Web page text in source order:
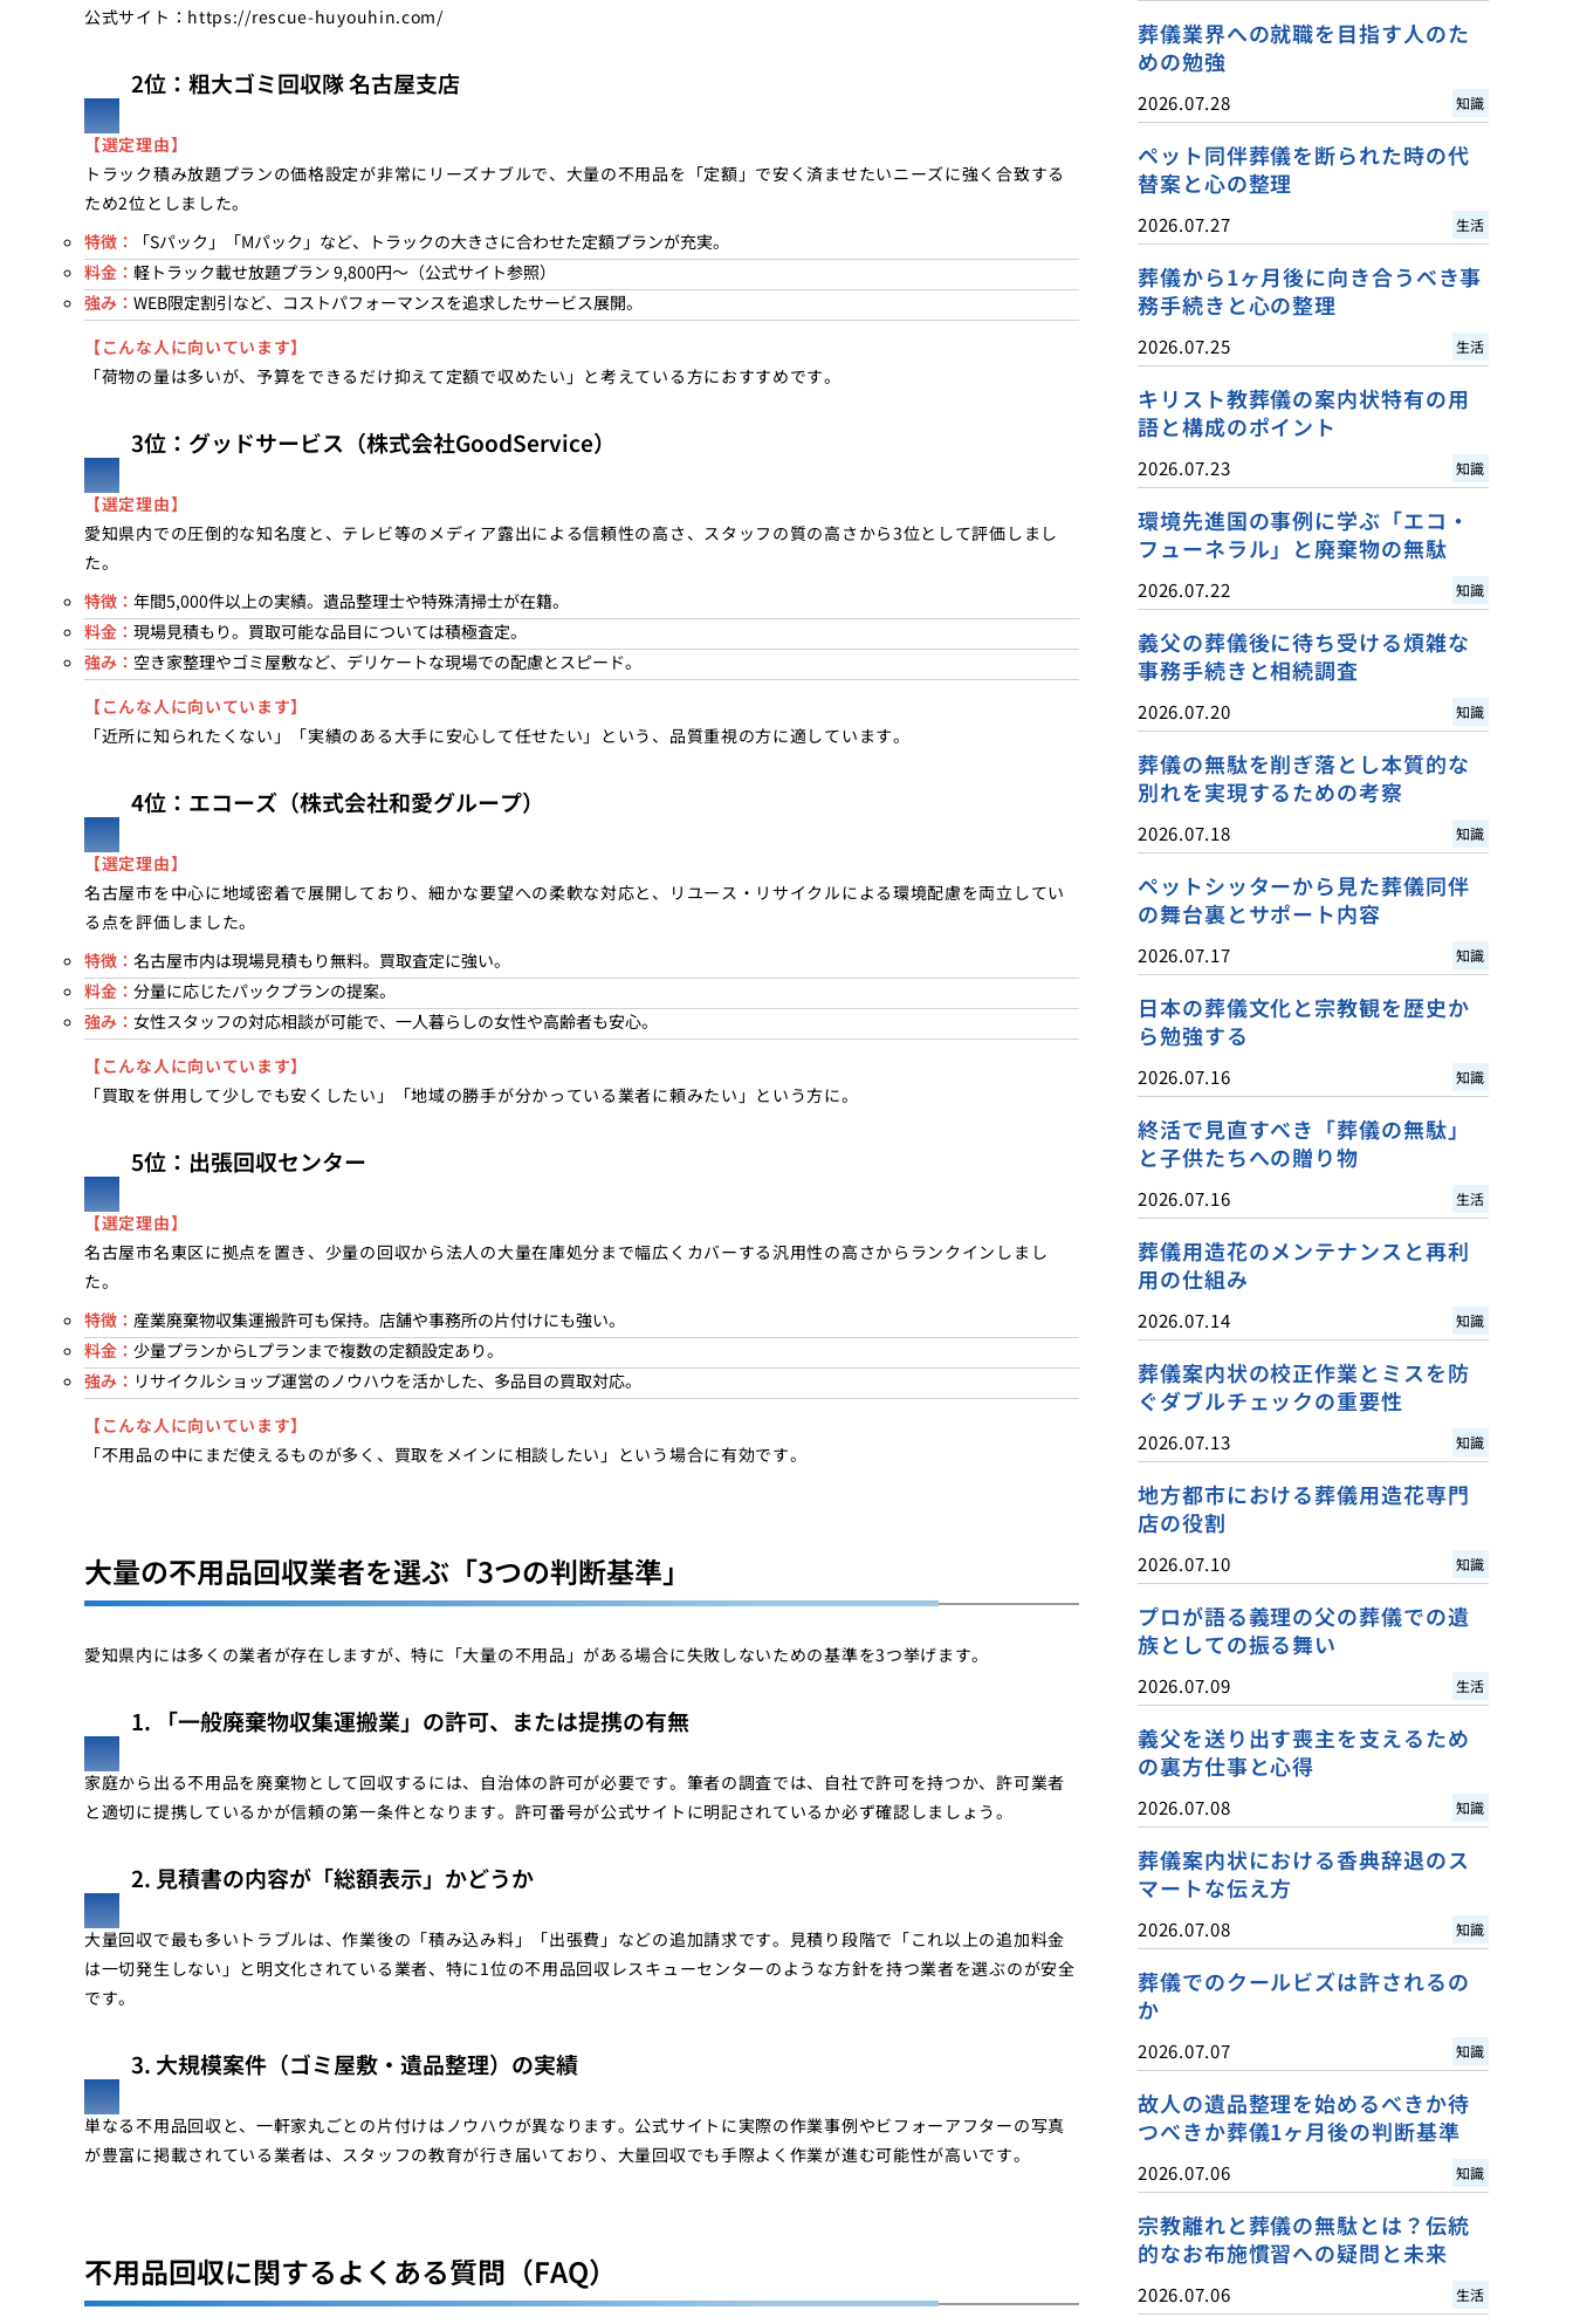
公式サイト： https://rescue-huyouhin.com/
2位：粗大ゴミ回収隊 名古屋支店
【選定理由】
トラック積み放題プランの価格設定が非常にリーズナブルで、大量の不用品を「定額」で安く済ませたいニーズに強く合致する
ため2位としました。
特徴：
「Sパック」「Mパック」など、トラックの大きさに合わせた定額プランが充実。
料金： 軽トラック載せ放題プラン 9,800円〜（公式サイト参照）
強み： WEB限定割引など、コストパフォーマンスを追求したサービス展開。
【こんな人に向いています】
「荷物の量は多いが、予算をできるだけ抑えて定額で収めたい」と考えている方におすすめです。
3位：グッドサービス（株式会社GoodService）
【選定理由】
愛知県内での圧倒的な知名度と、テレビ等のメディア露出による信頼性の高さ、スタッフの質の高さから3位として評価しまし
た。
特徴： 年間5,000件以上の実績。遺品整理士や特殊清掃士が在籍。
料金： 現場見積もり。買取可能な品目については積極査定。
強み： 空き家整理やゴミ屋敷など、デリケートな現場での配慮とスピード。
【こんな人に向いています】
「近所に知られたくない」「実績のある大手に安心して任せたい」という、品質重視の方に適しています。
4位：エコーズ（株式会社和愛グループ）
【選定理由】
名古屋市を中心に地域密着で展開しており、細かな要望への柔軟な対応と、リユース・リサイクルによる環境配慮を両立してい
る点を評価しました。
特徴： 名古屋市内は現場見積もり無料。買取査定に強い。
料金： 分量に応じたパックプランの提案。
強み： 女性スタッフの対応相談が可能で、一人暮らしの女性や高齢者も安心。
【こんな人に向いています】
「買取を併用して少しでも安くしたい」「地域の勝手が分かっている業者に頼みたい」という方に。
5位：出張回収センター
【選定理由】
名古屋市名東区に拠点を置き、少量の回収から法人の大量在庫処分まで幅広くカバーする汎用性の高さからランクインしまし
た。
特徴： 産業廃棄物収集運搬許可も保持。店舗や事務所の片付けにも強い。
料金： 少量プランからLプランまで複数の定額設定あり。
強み： リサイクルショップ運営のノウハウを活かした、多品目の買取対応。
【こんな人に向いています】
「不用品の中にまだ使えるものが多く、買取をメインに相談したい」という場合に有効です。
大量の不用品回収業者を選ぶ「3つの判断基準」
愛知県内には多くの業者が存在しますが、特に「大量の不用品」がある場合に失敗しないための基準を3つ挙げます。
1. 「一般廃棄物収集運搬業」の許可、または提携の有無
家庭から出る不用品を廃棄物として回収するには、自治体の許可が必要です。筆者の調査では、自社で許可を持つか、許可業者
と適切に提携しているかが信頼の第一条件となります。許可番号が公式サイトに明記されているか必ず確認しましょう。
2. 見積書の内容が「総額表示」かどうか
大量回収で最も多いトラブルは、作業後の「積み込み料」「出張費」などの追加請求です。見積り段階で「これ以上の追加料金
は一切発生しない」と明文化されている業者、特に1位の不用品回収レスキューセンターのような方針を持つ業者を選ぶのが安全
です。
3. 大規模案件（ゴミ屋敷・遺品整理）の実績
単なる不用品回収と、一軒家丸ごとの片付けはノウハウが異なります。公式サイトに実際の作業事例やビフォーアフターの写真
が豊富に掲載されている業者は、スタッフの教育が行き届いており、大量回収でも手際よく作業が進む可能性が高いです。
不用品回収に関するよくある質問（FAQ）
葬儀業界への就職を目指す人のた
めの勉強
2026.07.28 知識
ペット同伴葬儀を断られた時の代
替案と心の整理
2026.07.27 生活
葬儀から1ヶ月後に向き合うべき事
務手続きと心の整理
2026.07.25 生活
キリスト教葬儀の案内状特有の用
語と構成のポイント
2026.07.23 知識
環境先進国の事例に学ぶ「エコ・
フューネラル」と廃棄物の無駄
2026.07.22 知識
義父の葬儀後に待ち受ける煩雑な
事務手続きと相続調査
2026.07.20 知識
葬儀の無駄を削ぎ落とし本質的な
別れを実現するための考察
2026.07.18 知識
ペットシッターから見た葬儀同伴
の舞台裏とサポート内容
2026.07.17 知識
日本の葬儀文化と宗教観を歴史か
ら勉強する
2026.07.16 知識
終活で見直すべき「葬儀の無駄」
と子供たちへの贈り物
2026.07.16 生活
葬儀用造花のメンテナンスと再利
用の仕組み
2026.07.14 知識
葬儀案内状の校正作業とミスを防
ぐダブルチェックの重要性
2026.07.13 知識
地方都市における葬儀用造花専門
店の役割
2026.07.10 知識
プロが語る義理の父の葬儀での遺
族としての振る舞い
2026.07.09 生活
義父を送り出す喪主を支えるため
の裏方仕事と心得
2026.07.08 知識
葬儀案内状における香典辞退のス
マートな伝え方
2026.07.08 知識
葬儀でのクールビズは許されるの
か
2026.07.07 知識
故人の遺品整理を始めるべきか待
つべきか葬儀1ヶ月後の判断基準
2026.07.06 知識
宗教離れと葬儀の無駄とは？伝統
的なお布施慣習への疑問と未来
2026.07.06 生活